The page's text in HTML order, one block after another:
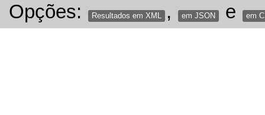
Opções: Resultados em XML , em JSON e em